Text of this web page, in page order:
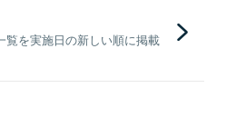
を実施日の新しい順に掲載